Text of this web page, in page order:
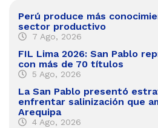
Perú produce más
sector productivo
7 Ago, 2026
FIL Lima 2026: San Pablo
con más de 70 títulos
5 Ago, 2026
La San Pablo presentó
enfrentar salinización que
Arequipa
4 Ago, 2026